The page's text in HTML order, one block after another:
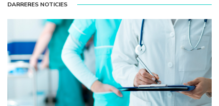
DARRERES NOTICIES